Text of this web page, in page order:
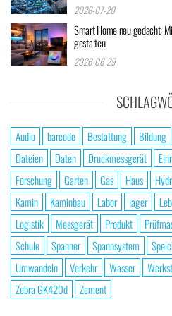
2026-07-20
Smart Home neu gedacht:
gestalten
2026-06-29
Audio barcode Bestattung Bildung
Dateien
Daten Druckmessgerät
Forschung
Garten Gas Haus
Kamin
Kaminbau Labor lager
Logistik
Messgerät Produkt
Schule
Spanner Spannsystem
Umwandeln
Verkehr Wasser
Zebra GK420d
Zement